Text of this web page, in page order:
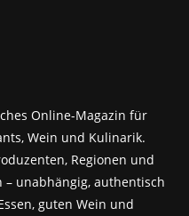
Online-Magazin für
Wein und Kulinarik.
Regionen und
unabhängig, authentisch
guten Wein und